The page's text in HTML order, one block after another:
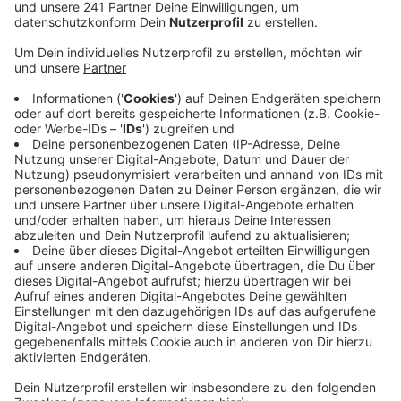
Veröffentlicht:Donnerstag, 12.05.2022 10:07
Anzeige
Weitere knapp 40 Prozent sagen, es läuft
befriedigend. Und ein Großteil der Unternehmen glaubt
daran, dass das Geschäft auch in den kommenden
Monaten so gut weitergeht.
Etwas mehr zu kämpfen haben laut Umfrage immer
noch Friseure, Kosmetik-Studios und Fotografen. Sie
haben in der Pandemie besonders stark gelitten und
müssen sich laut Handwerkskammer aus dem Corona-
Tief erst wieder hocharbeiten. Immer noch fast 30
Prozent der Befragten aus diesen Berufsgruppen
spricht von einer schlechten Geschäftslage – genauso
viele glauben aber auch daran, dass sich die Lage bald